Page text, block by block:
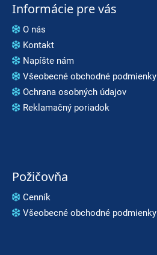
n
á
j
s
ť
?
O
Informácie pre vás
O nás
Kontakt
Napíšte nám
Všeobecné obchodné podmienky
Ochrana osobných údajov
Reklamačný poriadok
Požičovňa
Cenník
Všeobecné obchodné podmienky